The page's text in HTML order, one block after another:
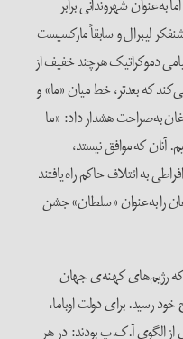
شهروندانی برابر
لیبرال و سابقاً مارکسیست
دموکراتیک هرچند خفیف از
که بعدتر، خط میان «ما» و
شد. در سال ۲۰۰۸، اردوغان به‌صراحت هشدار داد: «ما
که موافق نیستد،
به ائتلاف حاکم راه یافتند
را به‌عنوان «سلطان» جشن
۲۰۱۱، هنگامی که رژیم‌های کهنه‌ی جهان
رسید. برای دولت اوباما،
الگوی آ.ک.پ بودند: در هر